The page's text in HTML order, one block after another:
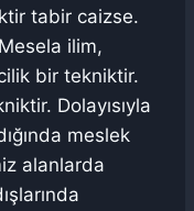
tabir caizse.
ilim,
bir tekniktir.
Dolayısıyla
meslek
alanlarda